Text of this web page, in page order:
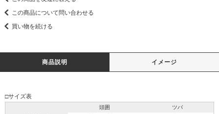
この商品について問い合わせる
買い物を続ける
商品説明 イメージ
□サイズ表
頭囲
ツバ